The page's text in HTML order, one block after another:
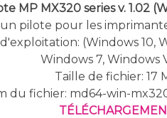
MP MX320 series v. 1.02 (
pilote pour les
(Windows 10,
Windows 7, Windows
Taille de fichier: 17
du fichier: md64-win-